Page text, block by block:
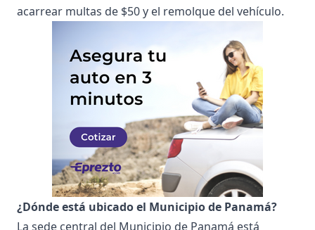
acarrear multas de $50 y el remolque del vehículo.
¿Dónde está ubicado el Municipio de Panamá?
La sede central del Municipio de Panamá está